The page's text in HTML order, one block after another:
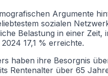
Argumente
sozialen
Belastung in einer
17,1 % erreichte.
haben ihre Besorgnis
Rentenalter über 65